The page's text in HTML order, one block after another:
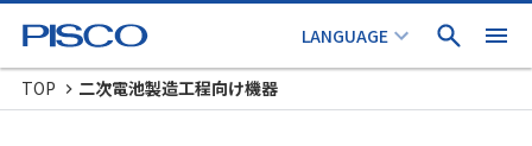
TOP 二次電池製造工程向け機器